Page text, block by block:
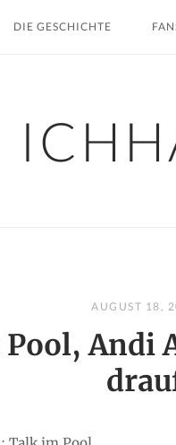
DIE GESCHICHTE
AUGUST 18,
Pool, Andi